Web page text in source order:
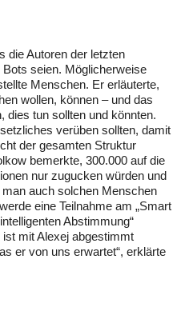
die Autoren der letzten
Bots seien. Möglicherweise
Menschen. Er erläuterte,
wollen, können – und das
dies tun sollten und könnten.
verüben sollten, damit
der gesamten Struktur
bemerkte, 300.000 auf die
nur zugucken würden und
auch solchen Menschen
eine Teilnahme am „Smart
Abstimmung“
mit Alexej abgestimmt
er von uns erwartet“, erklärte